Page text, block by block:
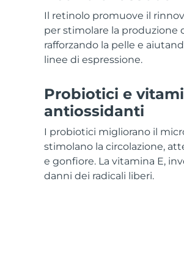
Il retinolo promuove il
per stimolare la produzione
rafforzando la pelle e
linee di espressione.
Probiotici e
antiossidanti
I probiotici migliorano il
stimolano la circolazione,
e gonfiore. La vitamina E,
danni dei radicali liberi.
Skincare KIWI™
Advanced pore care
Serum
For healthy hair
issa™ Teeth
18% PAP
Cosmetici
Uomini
Vedi tutto
APP FOREO